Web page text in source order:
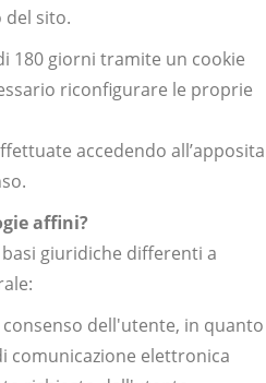
del sito.
180 giorni tramite un cookie
riconfigurare le proprie
accedendo all’apposita
affini?
giuridiche differenti a
dell'utente, in quanto
comunicazione elettronica